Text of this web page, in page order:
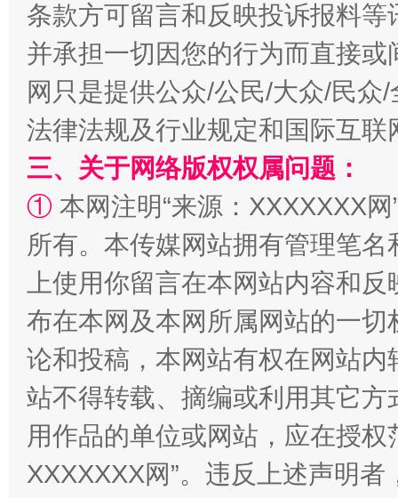
解纷+调解+退费，一次搞定
站台名比不上好声名
条款方可留言和反映投诉报料
并承担一切因您的行为而直接
网只是提供公众/公民/大众/民
法律法规及行业规定和国际互
三、关于网络版权权属问题：
① 本网注明“来源：XXXXXXX
所有。本传媒网站拥有管理笔
上使用你留言在本网站内容和
布在本网及本网所属网站的一
论和投稿，本网站有权在网站
站不得转载、摘编或利用其它
用作品的单位或网站，应在授
XXXXXXX网”。违反上述声明